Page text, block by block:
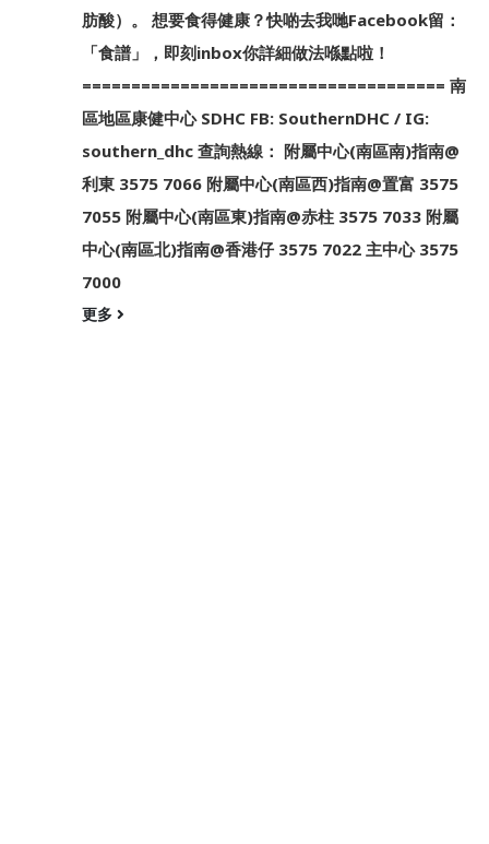
肪酸）。 想要食得健康？快啲去我哋Facebook留：
「食譜」，即刻inbox你詳細做法喺點啦！
===================================== 南
區地區康健中心 SDHC FB: SouthernDHC / IG:
southern_dhc 查詢熱線： 附屬中心(南區南)指南@
利東 3575 7066 附屬中心(南區西)指南@置富 3575
7055 附屬中心(南區東)指南@赤柱 3575 7033 附屬
中心(南區北)指南@香港仔 3575 7022 主中心 3575
7000
更多